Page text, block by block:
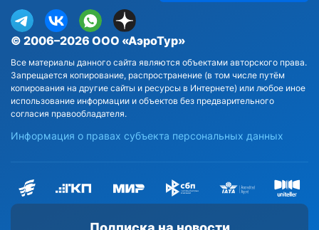
© 2006–2026 ООО «АэроТур»
Все материалы данного сайта являются объектами авторского права.
Запрещается копирование, распространение (в том числе путём
копирования на другие сайты и ресурсы в Интернете) или любое иное
использование информации и объектов без предварительного
согласия правообладателя.
Информация о правах субъекта персональных данных